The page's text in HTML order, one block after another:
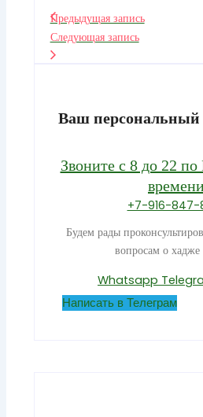
Предыдущая запись
Следующая запись
Ваш персональный
Звоните с 8 до 22
+7-916-847-
Будем рады
вопросам о
Whatsapp
Написать в Телеграм